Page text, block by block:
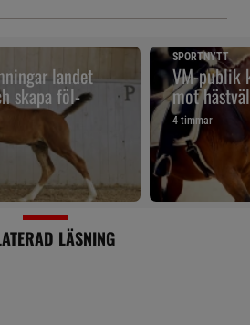
landet
skapa föl-
SPORTNYTT
VM-publik
mot
4 timmar
LÄSNING